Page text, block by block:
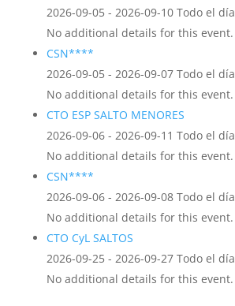
2026-09-05 - 2026-09-10 Todo el día
No additional details for this event.
CSN****
2026-09-05 - 2026-09-07 Todo el día
No additional details for this event.
CTO ESP SALTO MENORES
2026-09-06 - 2026-09-11 Todo el día
No additional details for this event.
CSN****
2026-09-06 - 2026-09-08 Todo el día
No additional details for this event.
CTO CyL SALTOS
2026-09-25 - 2026-09-27 Todo el día
No additional details for this event.